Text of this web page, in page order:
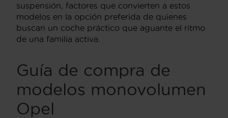
suspensión, factores que convierten a estos
modelos en la opción preferida de quienes
buscan un coche práctico que aguante el ritmo
de una familia activa.
Guía de compra de
modelos monovolumen
Opel